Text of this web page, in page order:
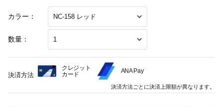
カラー：
数量：
決済方法
クレジット
カード
ANA Pay
決済方法ごとに決済上限額が異なります。